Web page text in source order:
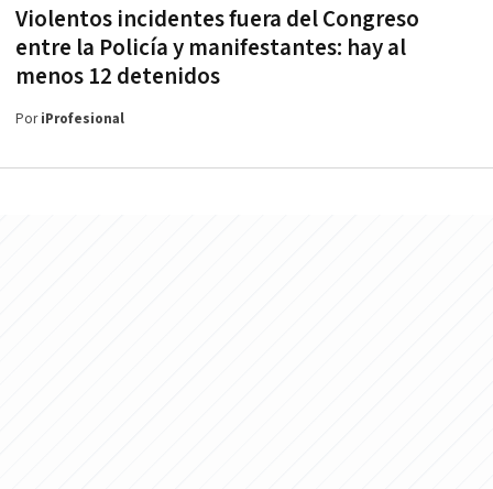
Violentos incidentes fuera del Congreso
entre la Policía y manifestantes: hay al
menos 12 detenidos
PoriProfesional